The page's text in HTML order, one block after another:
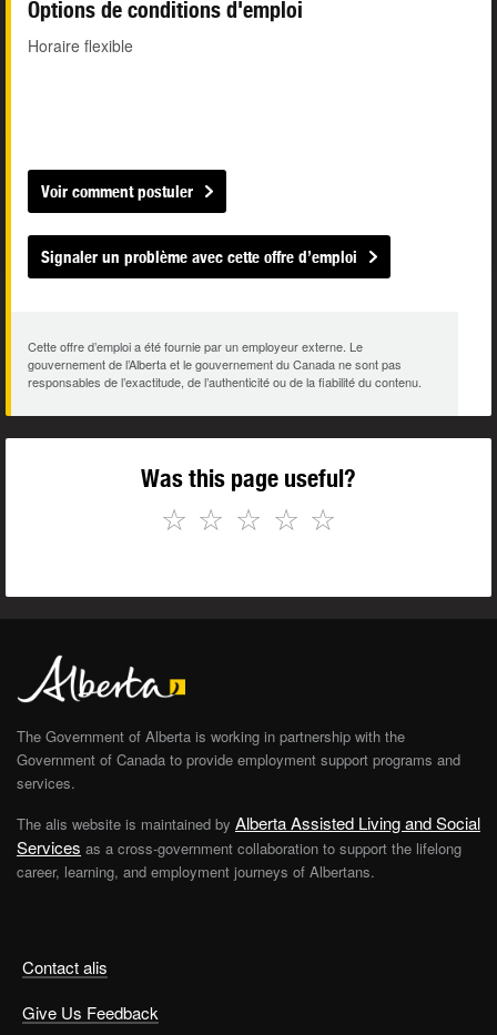
Options de conditions d'emploi
Horaire flexible
Voir comment postuler
Signaler un problème avec cette offre d’emploi
Cette offre d’emploi a été fournie par un employeur externe. Le
gouvernement de l’Alberta et le gouvernement du Canada ne sont pas
responsables de l’exactitude, de l’authenticité ou de la fiabilité du contenu.
Was this page useful?
☆
☆
☆
☆
☆
Contact alis
Give Us Feedback
The Government of Alberta is working in partnership with the
Government of Canada to provide employment support programs and
services.
The alis website is maintained by Alberta Assisted Living and Social
Services as a cross-government collaboration to support the lifelong
career, learning, and employment journeys of Albertans.